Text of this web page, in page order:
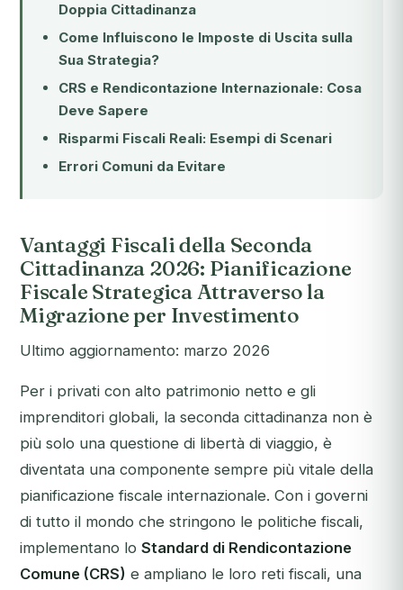
Doppia Cittadinanza
Come Influiscono le Imposte di Uscita sulla
Sua Strategia?
CRS e Rendicontazione Internazionale: Cosa
Deve Sapere
Risparmi Fiscali Reali: Esempi di Scenari
Errori Comuni da Evitare
Vantaggi Fiscali della Seconda
Cittadinanza 2026: Pianificazione
Fiscale Strategica Attraverso la
Migrazione per Investimento
Ultimo aggiornamento: marzo 2026
Per i privati con alto patrimonio netto e gli
imprenditori globali, la seconda cittadinanza non è
più solo una questione di libertà di viaggio, è
diventata una componente sempre più vitale della
pianificazione fiscale internazionale. Con i governi
di tutto il mondo che stringono le politiche fiscali,
implementano lo Standard di Rendicontazione
Comune (CRS) e ampliano le loro reti fiscali, una